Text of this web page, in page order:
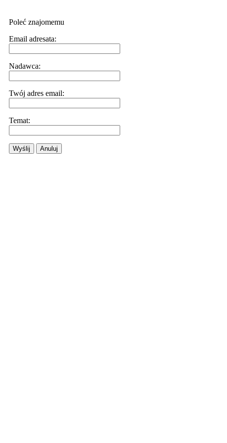
Poleć znajomemu
Email adresata:
Nadawca:
Twój adres email:
Temat:
Wyślij Anuluj